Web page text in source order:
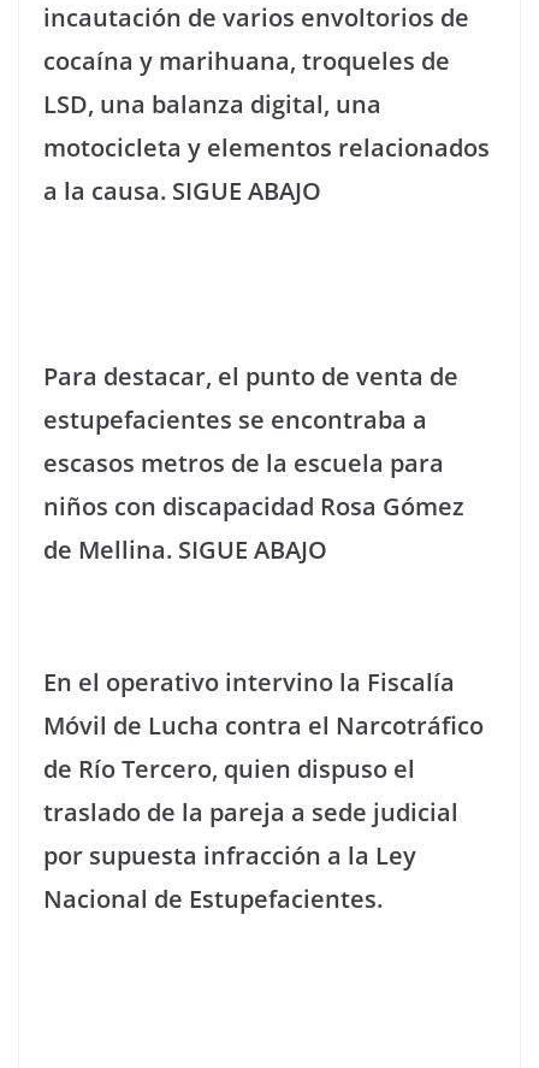
incautación de varios envoltorios de
cocaína y marihuana, troqueles de
LSD, una balanza digital, una
motocicleta y elementos relacionados
a la causa. SIGUE ABAJO
Para destacar, el punto de venta de
estupefacientes se encontraba a
escasos metros de la escuela para
niños con discapacidad Rosa Gómez
de Mellina. SIGUE ABAJO
En el operativo intervino la Fiscalía
Móvil de Lucha contra el Narcotráfico
de Río Tercero, quien dispuso el
traslado de la pareja a sede judicial
por supuesta infracción a la Ley
Nacional de Estupefacientes.